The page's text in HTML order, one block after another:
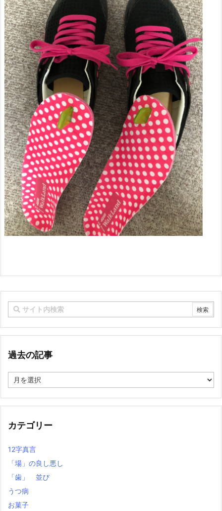
過去の記事
去
記
カテゴリー
12字真言
「場」の良し悪し
「歯」 並び
うつ病
お菓子